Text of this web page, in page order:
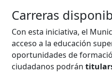
Carreras
Con esta iniciativa, el
acceso a la educación
oportunidades de
ciudadanos podrán